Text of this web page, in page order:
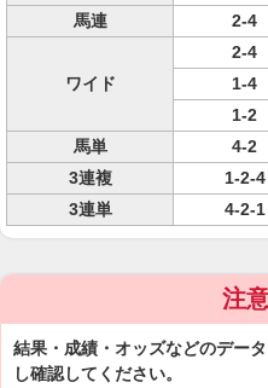
馬連
2-4
ワイド
2-4
1-4
1-2
馬単
4-2
3連複
1-2-4
3連単
4-2-1
注
結果・成績・オッズなどのデー
し確認してください。